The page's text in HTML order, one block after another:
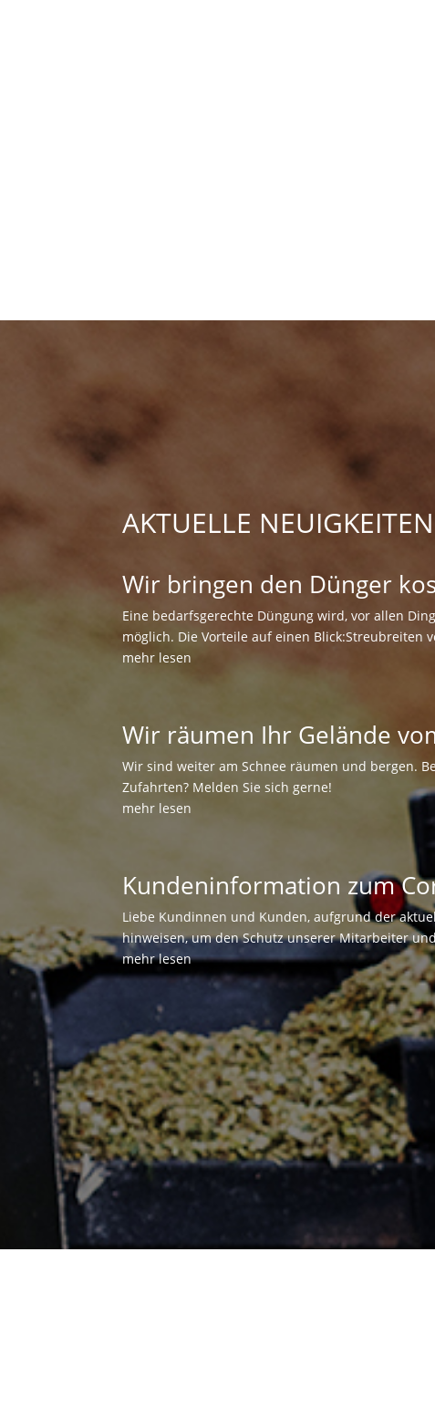
AKTUELLE NEUIGKEITEN
Wir bringen den Dünger
Eine bedarfsgerechte Düngung wird, vor allen
möglich. Die Vorteile auf einen Blick:Streubreiten
mehr lesen
Wir räumen Ihr Gelände
Wir sind weiter am Schnee räumen und bergen.
Zufahrten? Melden Sie sich gerne!
mehr lesen
Kundeninformation zum
Liebe Kundinnen und Kunden, aufgrund der
hinweisen, um den Schutz unserer Mitarbeiter
mehr lesen